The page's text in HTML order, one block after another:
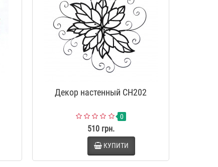
Декор настенный CH202
0
510 грн.
КУПИТИ